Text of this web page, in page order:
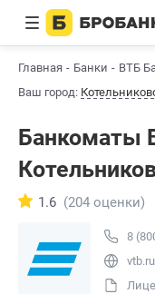
Главная Банки ВТБ
Ваш город:
Банкоматы
8
vtb.ru
1.6 (204 оценки)